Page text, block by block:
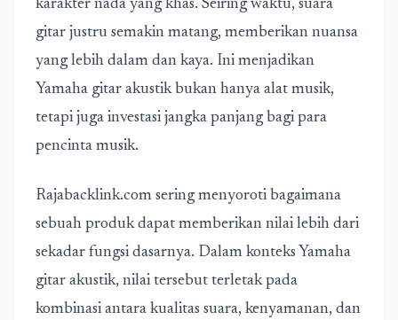
karakter nada yang khas. Seiring waktu, suara
gitar justru semakin matang, memberikan nuansa
yang lebih dalam dan kaya. Ini menjadikan
Yamaha gitar akustik bukan hanya alat musik,
tetapi juga investasi jangka panjang bagi para
pencinta musik.
Rajabacklink.com sering menyoroti bagaimana
sebuah produk dapat memberikan nilai lebih dari
sekadar fungsi dasarnya. Dalam konteks Yamaha
gitar akustik, nilai tersebut terletak pada
kombinasi antara kualitas suara, kenyamanan, dan